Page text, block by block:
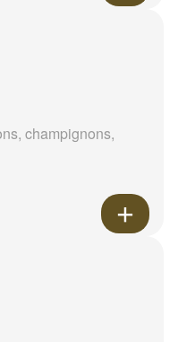
champignons,